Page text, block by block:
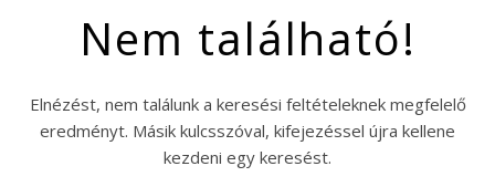
Nem található!
Elnézést, nem találunk a keresési feltételeknek megfelelő
eredményt. Másik kulcsszóval, kifejezéssel újra kellene
kezdeni egy keresést.